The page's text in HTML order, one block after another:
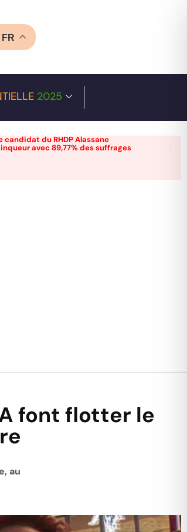
FR
2025
candidat du RHDP Alassane
avec 89,77% des suffrages
font flotter le
au